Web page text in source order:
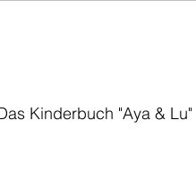
Kinderbuch "Aya & Lu"